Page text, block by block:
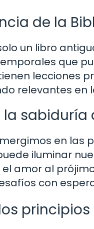
de la
un libro
que
lecciones
relevantes en
la sabiduría
en las
iluminar
amor al
con